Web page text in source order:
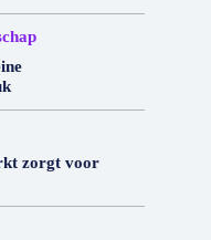
zorgt voor